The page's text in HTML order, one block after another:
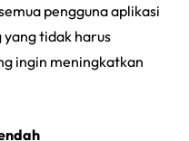
pengguna aplikasi
tidak harus
ingin meningkatkan